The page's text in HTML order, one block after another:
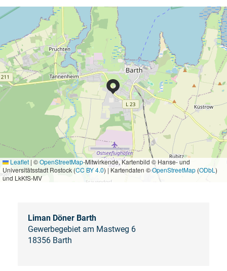
Leaflet | ©OpenStreetMap-Mitwirkende, Kartenbild © Hanse- und
Universitätsstadt Rostock (CC BY 4.0) | Kartendaten ©OpenStreetMap (ODbL )
und LkKfS-MV
Liman Döner Barth
Gewerbegebiet am Mastweg 6
18356 Barth